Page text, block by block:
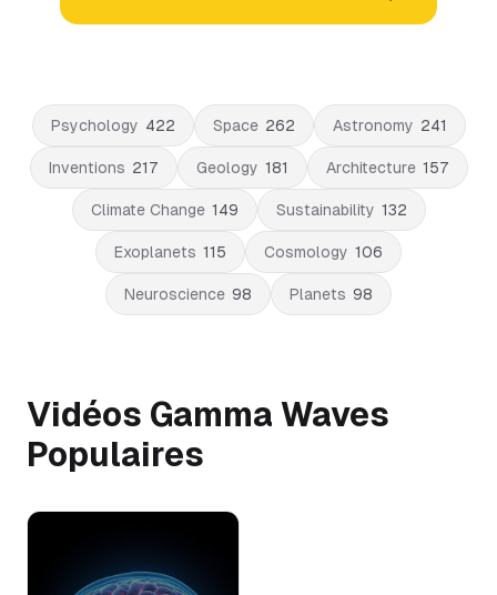
Psychology 422 Space 262 Astronomy 241
Inventions 217 Geology 181 Architecture 157
Climate Change 149 Sustainability 132
Exoplanets 115 Cosmology 106
Neuroscience 98 Planets 98
Vidéos Gamma Waves
Populaires